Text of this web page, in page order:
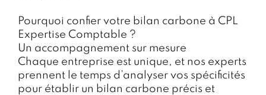
Pourquoi confier votre bilan carbone à CPL
Expertise Comptable ?
Un accompagnement sur mesure
Chaque entreprise est unique, et nos experts
prennent le temps d’analyser vos spécificités
pour établir un bilan carbone précis et